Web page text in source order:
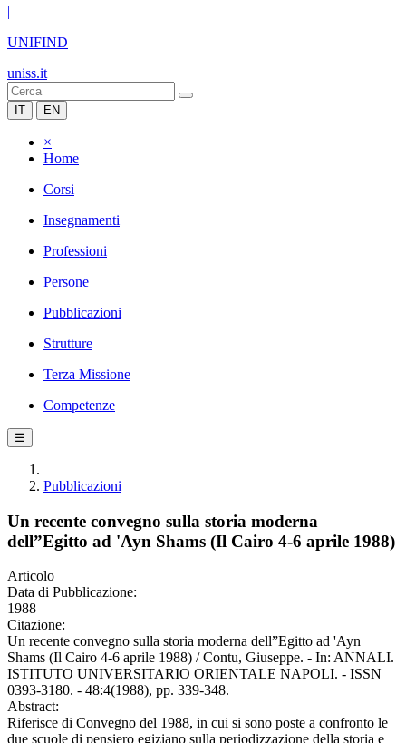
|
UNIFIND
uniss.it
IT EN
×
Home
Corsi
Insegnamenti
Professioni
Persone
Pubblicazioni
Strutture
Terza Missione
Competenze
☰
Pubblicazioni
Un recente convegno sulla storia moderna
dell”Egitto ad 'Ayn Shams (Il Cairo 4-6 aprile 1988)
Articolo
Data di Pubblicazione:
1988
Citazione:
Un recente convegno sulla storia moderna dell”Egitto ad 'Ayn
Shams (Il Cairo 4-6 aprile 1988) / Contu, Giuseppe. - In: ANNALI.
ISTITUTO UNIVERSITARIO ORIENTALE NAPOLI. - ISSN
0393-3180. - 48:4(1988), pp. 339-348.
Abstract:
Riferisce di Convegno del 1988, in cui si sono poste a confronto le
due scuole di pensiero egiziano sulla periodizzazione della storia e